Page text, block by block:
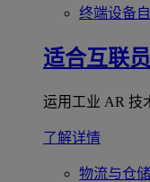
终端设备
适合互联
运用工业 AR 技
了解详情
物流与仓储